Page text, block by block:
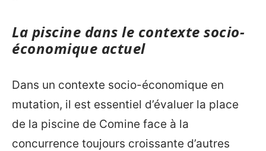
La piscine dans le contexte socio-
économique actuel
Dans un contexte socio-économique en
mutation, il est essentiel d’évaluer la place
de la piscine de Comine face à la
concurrence toujours croissante d’autres